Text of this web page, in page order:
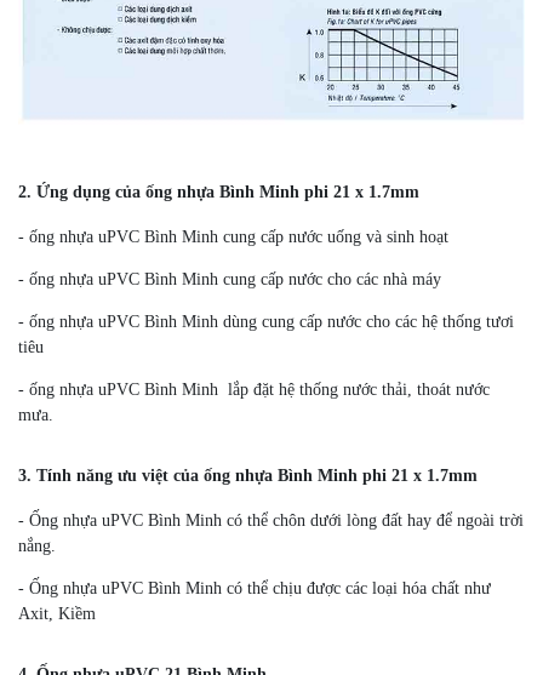
2. Ứng dụng của ống nhựa Bình Minh phi 21 x 1.7mm
- ống nhựa uPVC Bình Minh cung cấp nước uống và sinh hoạt
- ống nhựa uPVC Bình Minh cung cấp nước cho các nhà máy
- ống nhựa uPVC Bình Minh dùng cung cấp nước cho các hệ thống tươi
tiêu
- ống nhựa uPVC Bình Minh lắp đặt hệ thống nước thải, thoát nước
mưa.
3. Tính năng ưu việt của ống nhựa Bình Minh phi 21 x 1.7mm
- Ống nhựa uPVC Bình Minh có thể chôn dưới lòng đất hay để ngoài trời
nắng.
- Ống nhựa uPVC Bình Minh có thể chịu được các loại hóa chất như
Axit, Kiềm